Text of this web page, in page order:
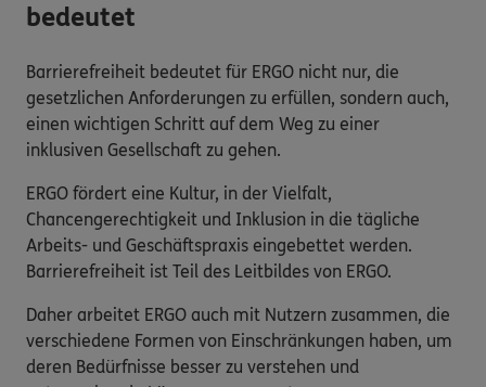
bedeutet
Barrierefreiheit bedeutet für ERGO nicht nur, die
gesetzlichen Anforderungen zu erfüllen, sondern auch,
einen wichtigen Schritt auf dem Weg zu einer
inklusiven Gesellschaft zu gehen.
ERGO fördert eine Kultur, in der Vielfalt,
Chancengerechtigkeit und Inklusion in die tägliche
Arbeits- und Geschäftspraxis eingebettet werden.
Barrierefreiheit ist Teil des Leitbildes von ERGO.
Daher arbeitet ERGO auch mit Nutzern zusammen, die
verschiedene Formen von Einschränkungen haben, um
deren Bedürfnisse besser zu verstehen und